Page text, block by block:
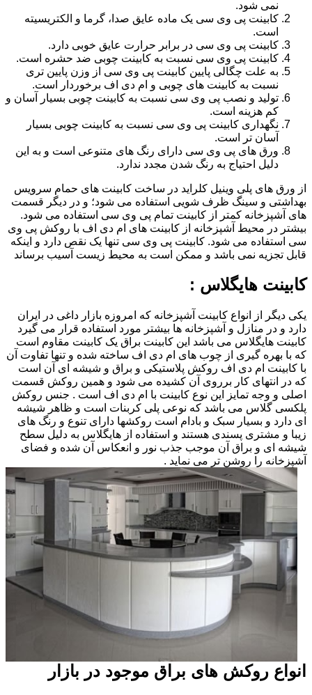
نمی شود.
کابینت پی وی سی یک ماده عایق صدا، گرما و الکتریسیته
است.
کابینت پی وی سی در برابر حرارت عایق خوبی دارد.
کابینت پی وی سی نسبت به کابینت چوبی ضد حشره است.
به علت چگالی پایین کابینت پی وی سی از وزن پایین تری
نسبت به کابینت های چوبی و ام دی اف برخوردار است.
تولید و نصب پی وی سی نسبت به کابینت چوبی بسیار آسان و
کم هزینه است.
نگهداری کابینت پی وی سی نسبت به کابینت چوبی بسیار
آسان تر است.
ورق های پی وی سی دارای رنگ های متنوعی است و به این
دلیل احتیاج به رنگ شدن مجدد ندارد.
از ورق های پلی وینیل کلراید در ساخت کابینت های حمام سرویس
بهداشتی و سینگ ظرف شویی استفاده می شود؛ و در دیگر قسمت
های آشپزخانه کمتر از کابینت تمام پی وی سی استفاده می شود.
بیشتر در محیط آشپزخانه از کابینت های ام دی اف با روکش پی وی
سی استفاده می شود. کابینت پی وی سی تنها یک نقص دارد و اینکه
قابل تجزیه نمی باشد و ممکن است به محیط زیست آسیب برساند
کابینت هایگلاس :
یکی دیگر از انواع کابینت آشپزخانه که امروزه بازار داغی در ایران
دارد و در منازل و آشپزخانه ها بیشتر مورد استفاده قرار می گیرد
کابینت هایگلاس می باشد این کابینت براق یک کابینت مقاوم است
که با بهره گیری از چوب های ام دی اف ساخته شده و تنها تفاوت آن
با کابینت ام دی اف روکش پلاستیکی و براق و شیشه ای آن است
که در انتهای کار برروی آن کشیده می شود و همین روکش قسمت
اصلی و وجه تمایز این نوع کابینت با ام دی اف است . جنس روکش
پلکسی گلاس می باشد که نوعی پلی کربنات است و ظاهر شیشه
ای دارد و بسیار سبک و بادام است روکشها دارای تنوع و رنگ های
زیبا و مشتری پسندی هستند و استفاده از هایگلاس به دلیل سطح
شیشه ای و براق آن موجب جذب نور و انعکاس آن شده و فضای
آشپزخانه را روشن تر می نماید .
انواع روکش های براق موجود در بازار